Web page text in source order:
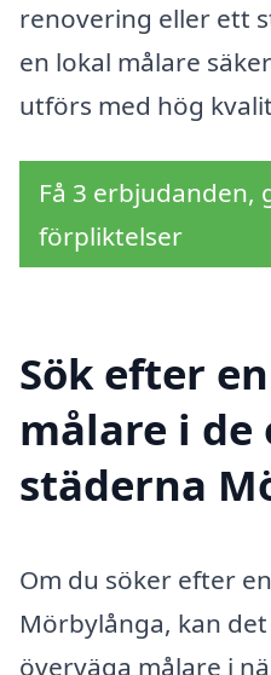
renovering eller ett
en lokal målare
utförs med hög
Få 3 erbjudanden,
förpliktelser
Sök efter
målare i de
städerna
Om du söker efter
Mörbylånga, kan
överväga målare i